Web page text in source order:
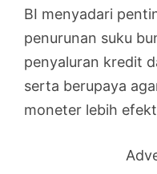
BI menyadari
penurunan suku
penyaluran kredit
serta berupaya
moneter lebih